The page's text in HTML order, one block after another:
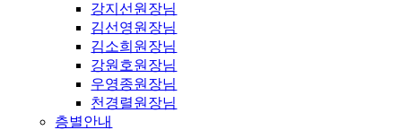
강지선원장님
김선영원장님
김소희원장님
강원호원장님
우영종원장님
천경렬원장님
층별안내